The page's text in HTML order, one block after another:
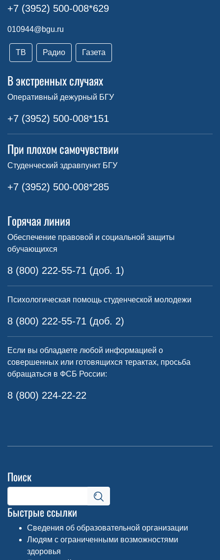
+7 (3952) 500-008*629
010944@bgu.ru
ТВ Радио Газета
В экстренных случаях
Оперативный дежурный БГУ
+7 (3952) 500-008*151
При плохом самочувствии
Студенческий здравпункт БГУ
+7 (3952) 500-008*285
Горячая линия
Обеспечение правовой и социальной защиты
обучающихся
8 (800) 222-55-71 (доб. 1)
Психологическая помощь студенческой молодежи
8 (800) 222-55-71 (доб. 2)
Если вы обладаете любой информацией о
совершенных или готовящихся терактах, просьба
обращаться в ФСБ России:
8 (800) 224-22-22
Поиск
Быстрые ссылки
Сведения об образовательной организации
Людям с ограниченными возможностями
здоровья